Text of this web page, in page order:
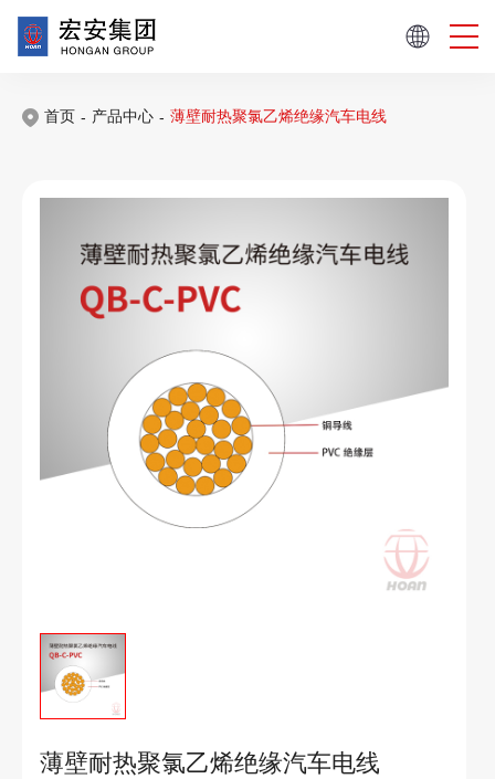
首页 - 产品中心 - 薄壁耐热聚氯乙烯绝缘汽车电线
薄壁耐热聚氯乙烯绝缘汽车电线